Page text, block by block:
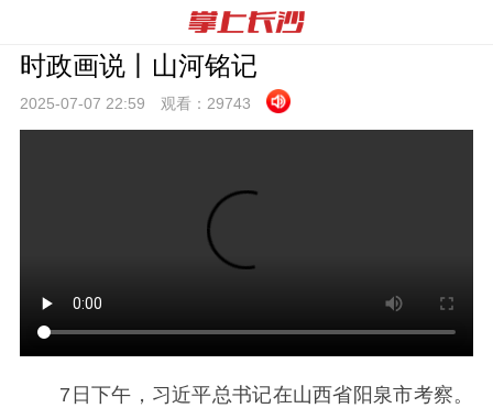
时政画说丨山河铭记
2025-07-07 22:59 观看： 29743
7日下午，习近平总书记在山西省阳泉市考察。